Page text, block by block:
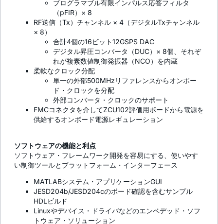
プログラマブル有限インパルス応答フィルタ
（pFIR）× 8
RF送信（Tx）チャンネル × 4（デジタルTxチャンネル
× 8）
合計4個の16ビット12GSPS DAC
デジタル昇圧コンバータ（DUC）× 8個、それぞ
れが複素数値制御発振器（NCO）を内蔵
柔軟なクロック分配
単一の外部500MHzリファレンスからオンボー
ド・クロックを分配
外部コンバータ・クロックのサポート
FMCコネクタを介してZCU102評価用ボードから電源を
供給するオンボード電源レギュレーション
ソフトウェアの機能と利点
ソフトウェア・フレームワーク開発を容易にする、使いやす
い制御ツールとプラットフォーム・インターフェース
MATLABシステム・アプリケーションGUI
JESD204b/JESD204cのボード確認を含むサンプル
HDLビルド
Linuxやデバイス・ドライバなどのエンベデッド・ソフ
トウェア・ソリューション